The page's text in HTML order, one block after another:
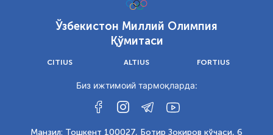
Ўзбекистон Миллий Олимпия
Қўмитаси
CITIUS ALTIUS FORTIUS
Биз ижтимоий тармоқларда:
Манзил: Тошкент 100027, Ботир Зокиров кўчаси, 6